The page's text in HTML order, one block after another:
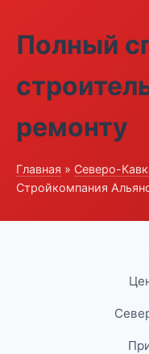
Полный
ремонту
Главная » Северо-
Стройкомпания